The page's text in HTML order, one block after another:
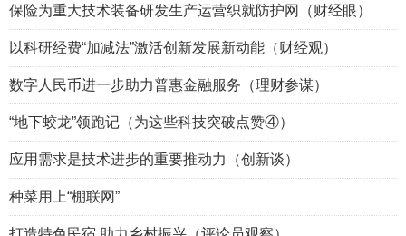
保险为重大技术装备研发生产运营织就防护网（财经眼）
以科研经费“加减法”激活创新发展新动能（财经观）
数字人民币进一步助力普惠金融服务（理财参谋）
“地下蛟龙”领跑记（为这些科技突破点赞④）
应用需求是技术进步的重要推动力（创新谈）
种菜用上“棚联网”